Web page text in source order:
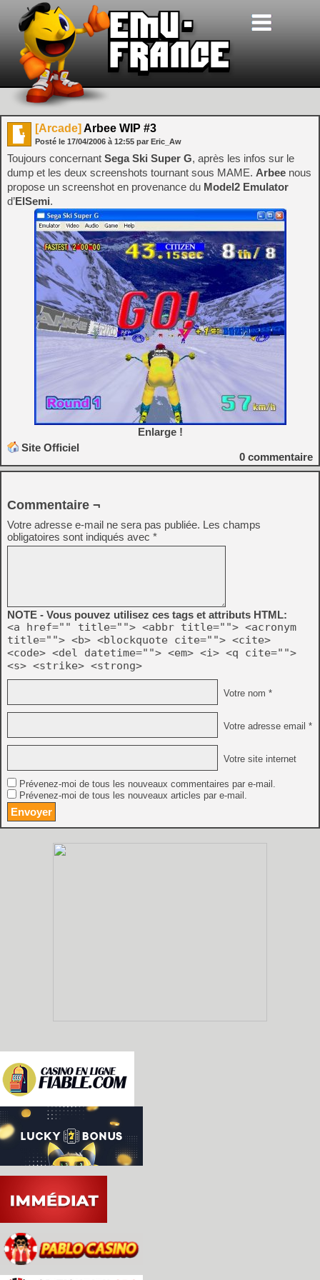
[Arcade] Arbee WIP #3
Posté le 17/04/2006 à 12:55 par Eric_Aw
Toujours concernant Sega Ski Super G, après les infos sur le
dump et les deux screenshots tournant sous MAME. Arbee nous
propose un screenshot en provenance du Model2 Emulator
d’ElSemi.
Enlarge !
Site Officiel
0 commentaire
Commentaire ¬
Votre adresse e-mail ne sera pas publiée. Les champs
obligatoires sont indiqués avec *
NOTE - Vous pouvez utilisez ces tags et attributs HTML:
<a href="" title=""> <abbr title=""> <acronym
title=""> <b> <blockquote cite=""> <cite>
<code> <del datetime=""> <em> <i> <q cite="">
<s> <strike> <strong>
Votre nom *
Votre adresse email *
Votre site internet
Prévenez-moi de tous les nouveaux commentaires par e-mail.
Prévenez-moi de tous les nouveaux articles par e-mail.